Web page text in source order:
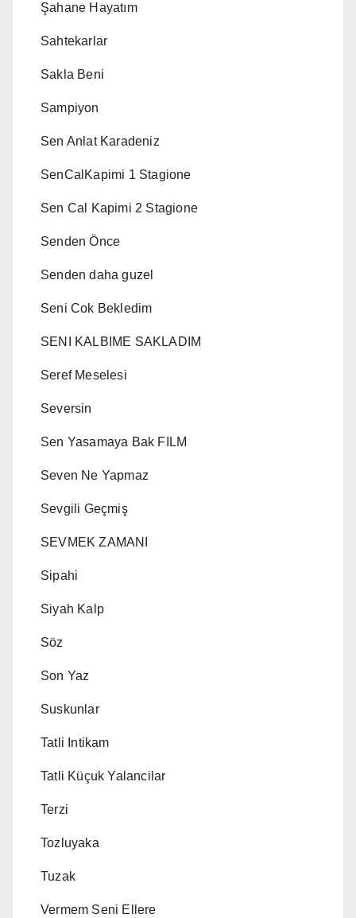
Şahane Hayatım
Sahtekarlar
Sakla Beni
Sampiyon
Sen Anlat Karadeniz
SenCalKapimi 1 Stagione
Sen Cal Kapimi 2 Stagione
Senden Önce
Senden daha guzel
Seni Cok Bekledim
SENI KALBIME SAKLADIM
Seref Meselesi
Seversin
Sen Yasamaya Bak FILM
Seven Ne Yapmaz
Sevgili Geçmiş
SEVMEK ZAMANI
Sipahi
Siyah Kalp
Söz
Son Yaz
Suskunlar
Tatli Intikam
Tatli Küçuk Yalancilar
Terzi
Tozluyaka
Tuzak
Vermem Seni Ellere